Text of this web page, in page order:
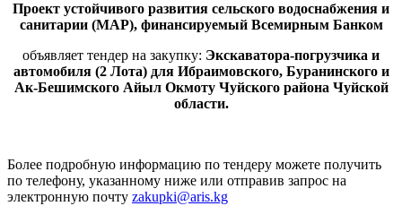
Проект устойчивого развития сельского водоснабжения и
санитарии (МАР), финансируемый Всемирным Банком
объявляет тендер на закупку: Экскаватора-погрузчика и
автомобиля (2 Лота) для Ибраимовского, Буранинского и
Ак-Бешимского Айыл Окмоту Чуйского района Чуйской
области.
Более подробную информацию по тендеру можете получить
по телефону, указанному ниже или отправив запрос на
электронную почту zakupki@aris.kg